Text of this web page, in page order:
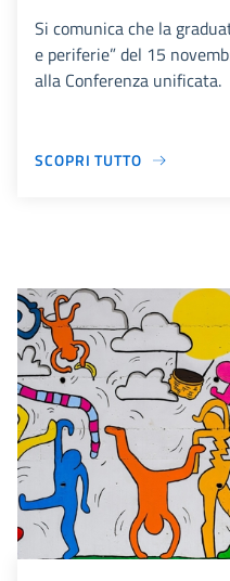
Si comunica che la
e periferie” del 15
alla Conferenza unificata.
SCOPRI TUTTO